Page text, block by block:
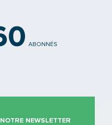
ABONNÉS
NEWSLETTER